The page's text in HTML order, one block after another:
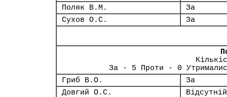
Поляк В.М.
За
Сухов О.С.
За
За - 5 Проти - 0
Гриб В.О.
За
Довгий О.С.
Відсутній